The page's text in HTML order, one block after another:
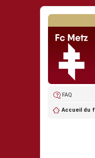
FAQ
Accueil du